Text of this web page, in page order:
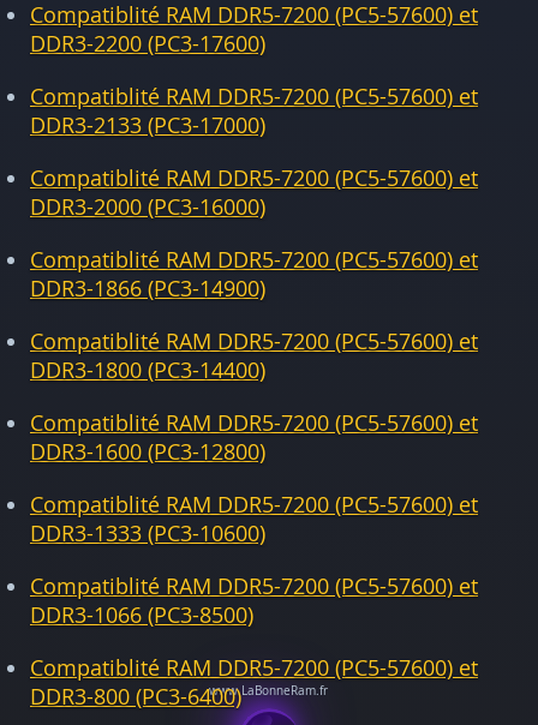
Compatiblité RAM DDR5-7200 (PC5-57600) et
DDR3-2200 (PC3-17600)
Compatiblité RAM DDR5-7200 (PC5-57600) et
DDR3-2133 (PC3-17000)
Compatiblité RAM DDR5-7200 (PC5-57600) et
DDR3-2000 (PC3-16000)
Compatiblité RAM DDR5-7200 (PC5-57600) et
DDR3-1866 (PC3-14900)
Compatiblité RAM DDR5-7200 (PC5-57600) et
DDR3-1800 (PC3-14400)
Compatiblité RAM DDR5-7200 (PC5-57600) et
DDR3-1600 (PC3-12800)
Compatiblité RAM DDR5-7200 (PC5-57600) et
DDR3-1333 (PC3-10600)
Compatiblité RAM DDR5-7200 (PC5-57600) et
DDR3-1066 (PC3-8500)
Compatiblité RAM DDR5-7200 (PC5-57600) et
DDR3-800 (PC3-6400)